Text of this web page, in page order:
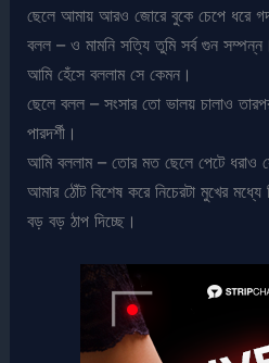
ছেলে আমায় আরও জোরে বুকে চেপে ধরে
বলল – ও মামনি সত্যি তুমি সর্ব গুন সম্পন্ন।
আমি হেঁসে বললাম সে কেমন।
ছেলে বলল – সংসার তো ভালয় চালাও
পারদর্শী।
আমি বললাম – তোর মত ছেলে পেটে ধরাও
আমার ঠোঁট বিশেষ করে নিচেরটা মুখের
বড় বড় ঠাপ দিচ্ছে।